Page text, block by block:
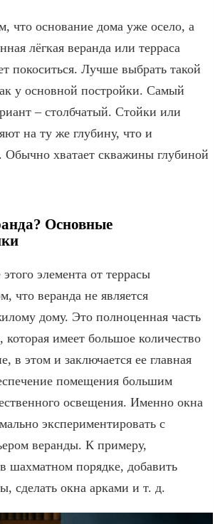
что основание дома уже осело, а
лёгкая веранда или терраса
покоситься. Лучше выбрать такой
у основной постройки. Самый
– столбчатый. Стойки или
на ту же глубину, что и
Обычно хватает скважины глубиной
Основные
элемента от террасы
что веранда не является
дому. Это полноценная часть
которая имеет большое количество
в этом и заключается ее главная
помещения большим
освещения. Именно окна
экспериментировать с
веранды. К примеру,
шахматном порядке, добавить
сделать окна арками и т. д.